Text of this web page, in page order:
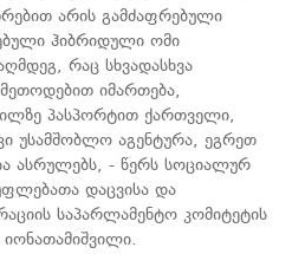
არის გამძაფრებული
ჰიბრიდული ომი
რაც სხვადასხვა
იმართება,
პასპორტით ქართველი,
უსამშობლო აგენტურა, ეგრეთ
ასრულებს, - წერს სოციალურ
დაცვისა და
საპარლამენტო კომიტეტის